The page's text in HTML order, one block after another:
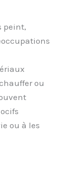
peint,
ou
ou à les